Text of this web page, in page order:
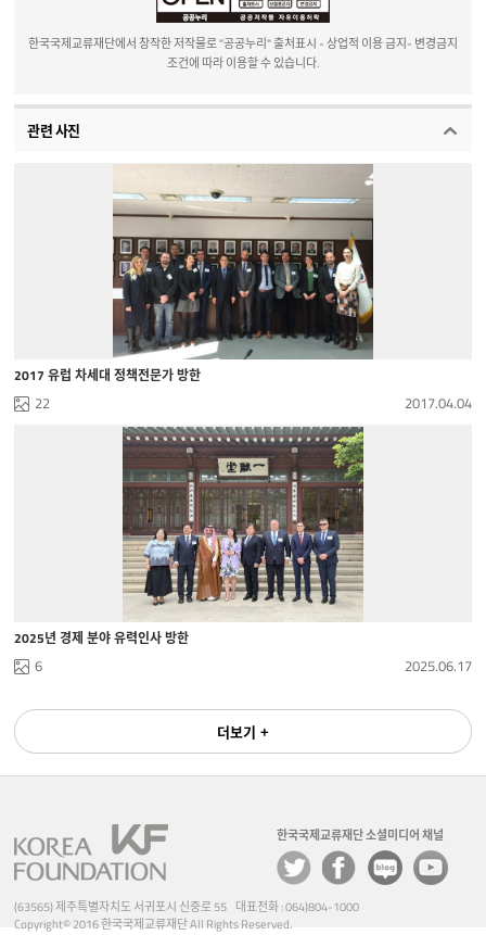
한국국제교류재단에서 창작한 저작물로 "공공누리" 출처표시 - 상업적 이용 금지- 변경금지
조건에 따라 이용할 수 있습니다.
관련 사진
2017 유럽 차세대 정책전문가 방한
22 2017.04.04
2025년 경제 분야 유력인사 방한
6 2025.06.17
더보기 +
한국국제교류재단 소셜미디어 채널
(63565) 제주특별자치도 서귀포시 신중로 55 대표전화 : 064)804-1000
Copyright© 2016 한국국제교류재단 All Rights Reserved.